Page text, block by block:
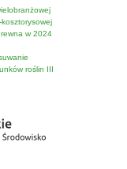
w 2024
roślin III